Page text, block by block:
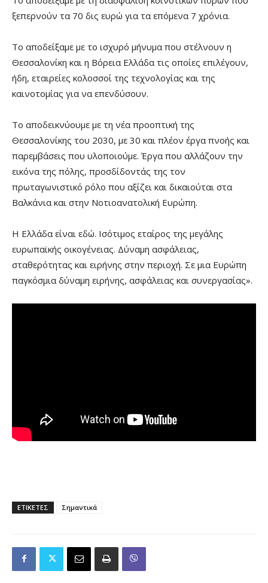
ξεπερνούν τα 70 δις ευρώ για τα επόμενα 7 χρόνια.
Το αποδείξαμε με το ισχυρό μήνυμα που στέλνουν η
Θεσσαλονίκη και η Βόρεια Ελλάδα τις οποίες επιλέγουν,
ήδη, εταιρείες κολοσσοί της τεχνολογίας και της
καινοτομίας για να επενδύσουν.
Το αποδεικνύουμε με τη νέα προοπτική της
Θεσσαλονίκης του 2030, με 30 και πλέον έργα πνοής και
παρεμβάσεις που υλοποιούμε. Έργα που αλλάζουν την
εικόνα της πόλης, προσδίδοντάς της τον
πρωταγωνιστικό ρόλο που αξίζει και δικαιούται στα
Βαλκάνια και στην Νοτιοανατολική Ευρώπη.
Η Ελλάδα είναι εδώ. Ισότιμος εταίρος της μεγάλης
ευρωπαϊκής οικογένειας. Δύναμη ασφάλειας,
σταθερότητας και ειρήνης στην περιοχή. Σε μια Ευρώπη
παγκόσμια δύναμη ειρήνης, ασφάλειας και συνεργασίας».
ΕΤΙΚΕΤΕΣ Σημαντικά